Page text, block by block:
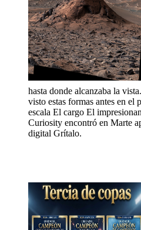
hasta donde alcanzaba la
visto estas formas antes en el
escala El cargo El
Curiosity encontró en Marte
digital Grítalo.